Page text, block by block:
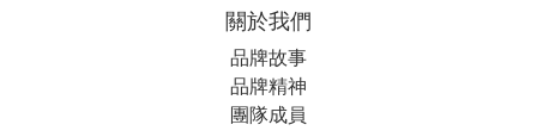
關於我們
品牌故事
品牌精神
團隊成員